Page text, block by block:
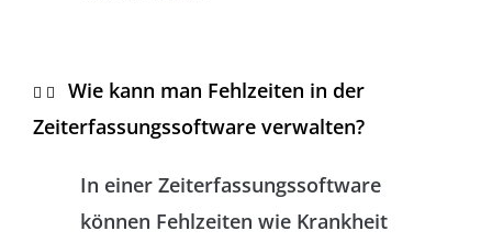
Wie kann man Fehlzeiten in der
Zeiterfassungssoftware verwalten?
In einer Zeiterfassungssoftware
können Fehlzeiten wie Krankheit